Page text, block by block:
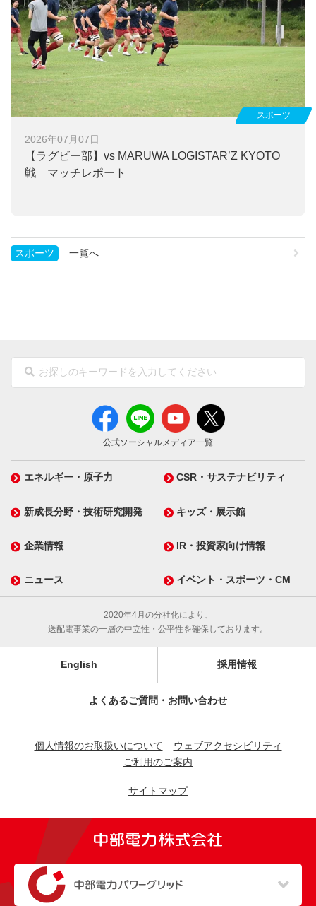
2026年07月07日
【ラグビー部】 vs MARUWA LOGISTAR’Z KYOTO
戦 マッチレポート
スポーツ
スポーツ 一覧へ
公式ソーシャルメディア一覧
エネルギー・原子力 CSR・サステナビリティ
新成長分野・技術研究開発 キッズ・展示館
企業情報 IR・投資家向け情報
ニュース イベント・スポーツ・CM
2020年4月の分社化により、
送配電事業の一層の中立性・公平性を確保しております。
English 採用情報
よくあるご質問・お問い合わせ
個人情報のお取扱いについて
ウェブアクセシビリティ
ご利用のご案内
サイトマップ
（新しいウィンドウを開きます）